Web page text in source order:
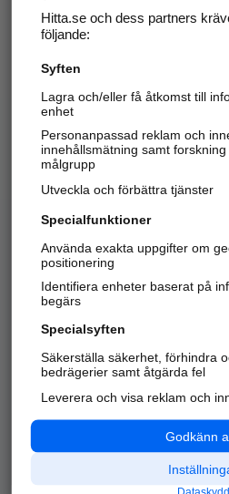
Hitta.se - Gratis
Sök företag, personer och platser.
Hitta telefonnummer, adresser,
Kom
Alla kategorier
API & Kartor
Hitta.se och dess partners
följande:
Syften
Lagra och/eller få åtkomst till
enhet
Personanpassad reklam och
innehållsmätning samt
målgrupp
Utveckla och förbättra tjänster
Specialfunktioner
Använda exakta uppgifter om
positionering
Identifiera enheter baserat på
begärs
Specialsyften
Säkerställa säkerhet, förhindra
bedrägerier samt åtgärda fel
Leverera och visa reklam och
Godkänn
Dataskydd